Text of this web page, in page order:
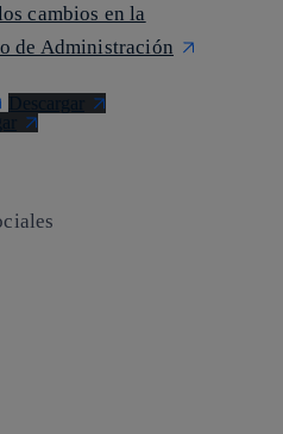
cambios en la
de Administración
Descargar